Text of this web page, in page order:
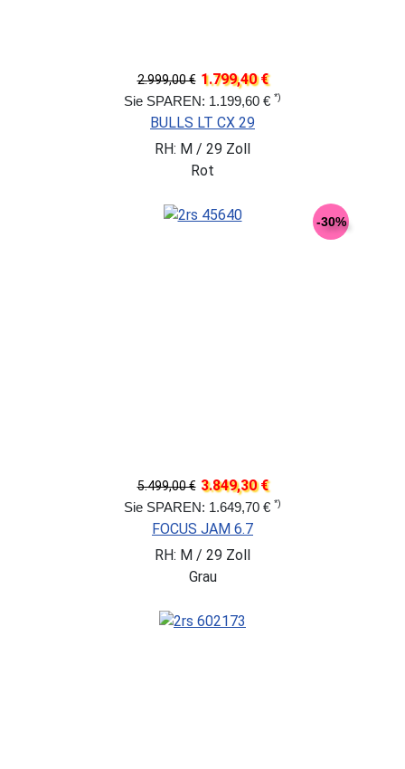
2.999,00 € 1.799,40 €
Sie SPAREN: 1.199,60 € *)
BULLS LT CX 29
RH: M / 29 Zoll
Rot
-30%
5.499,00 € 3.849,30 €
Sie SPAREN: 1.649,70 € *)
FOCUS JAM 6.7
RH: M / 29 Zoll
Grau